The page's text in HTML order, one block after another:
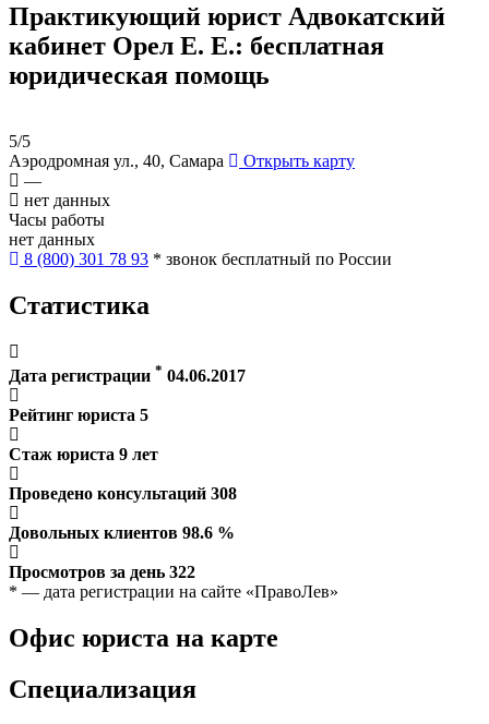
Практикующий юрист Адвокатский
кабинет Орел Е. Е.: бесплатная
юридическая помощь
5/5
Аэродромная ул., 40, Самара
Открыть карту
—
нет данных
Часы работы
нет данных
8 (800) 301 78 93 * звонок бесплатный по России
Статистика
Дата регистрации * 04.06.2017
Рейтинг юриста 5
Стаж юриста 9 лет
Проведено консультаций 308
Довольных клиентов 98.6 %
Просмотров за день 322
* — дата регистрации на сайте «ПравоЛев»
Офис юриста на карте
Специализация